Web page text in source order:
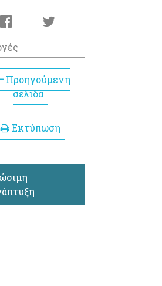
Προηγούμενη
σελίδα
Εκτύπωση